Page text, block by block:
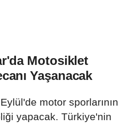
Motosiklet
Yaşanacak
motor sporlarının
yapacak. Türkiye'nin